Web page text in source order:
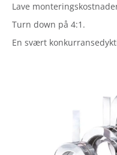
Lave
Turn down på 4:1.
En svært